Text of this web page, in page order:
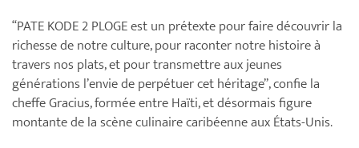
“PATE KODE 2 PLOGE est un prétexte pour faire découvrir la
richesse de notre culture, pour raconter notre histoire à
travers nos plats, et pour transmettre aux jeunes
générations l’envie de perpétuer cet héritage”, confie la
cheffe Gracius, formée entre Haïti, et désormais figure
montante de la scène culinaire caribéenne aux États-Unis.